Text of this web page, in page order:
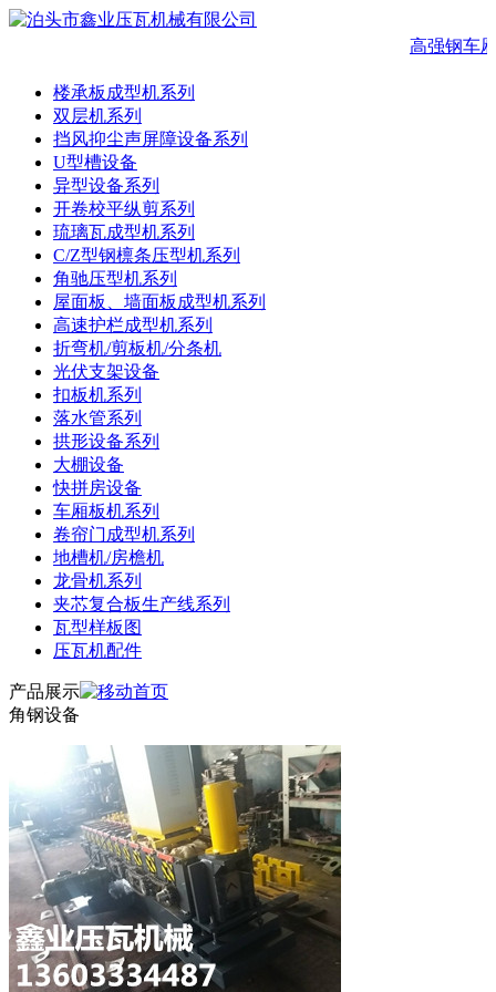
高强钢车
楼承板成型机系列
双层机系列
挡风抑尘声屏障设备系列
U型槽设备
异型设备系列
开卷校平纵剪系列
琉璃瓦成型机系列
C/Z型钢檩条压型机系列
角驰压型机系列
屋面板、墙面板成型机系列
高速护栏成型机系列
折弯机/剪板机/分条机
光伏支架设备
扣板机系列
落水管系列
拱形设备系列
大棚设备
快拼房设备
车厢板机系列
卷帘门成型机系列
地槽机/房檐机
龙骨机系列
夹芯复合板生产线系列
瓦型样板图
压瓦机配件
产品展示
角钢设备